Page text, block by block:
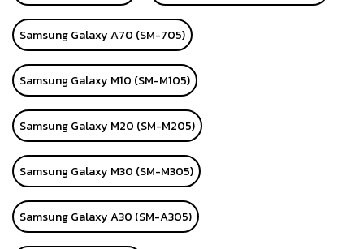
Samsung Galaxy A70 (SM-705)
Samsung Galaxy M10 (SM-M105)
Samsung Galaxy M20 (SM-M205)
Samsung Galaxy M30 (SM-M305)
Samsung Galaxy A30 (SM-A305)